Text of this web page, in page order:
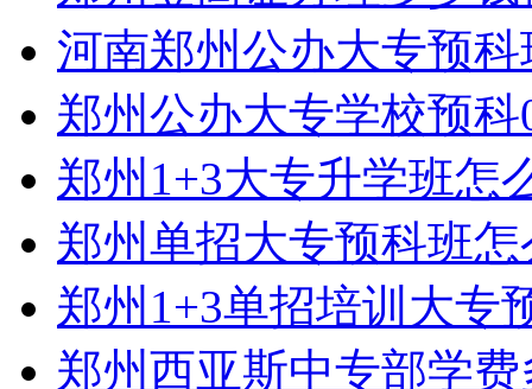
河南郑州公办大专预
郑州公办大专学校预
郑州1+3大专升学班怎
郑州单招大专预科班
郑州1+3单招培训大专
郑州西亚斯中专部学